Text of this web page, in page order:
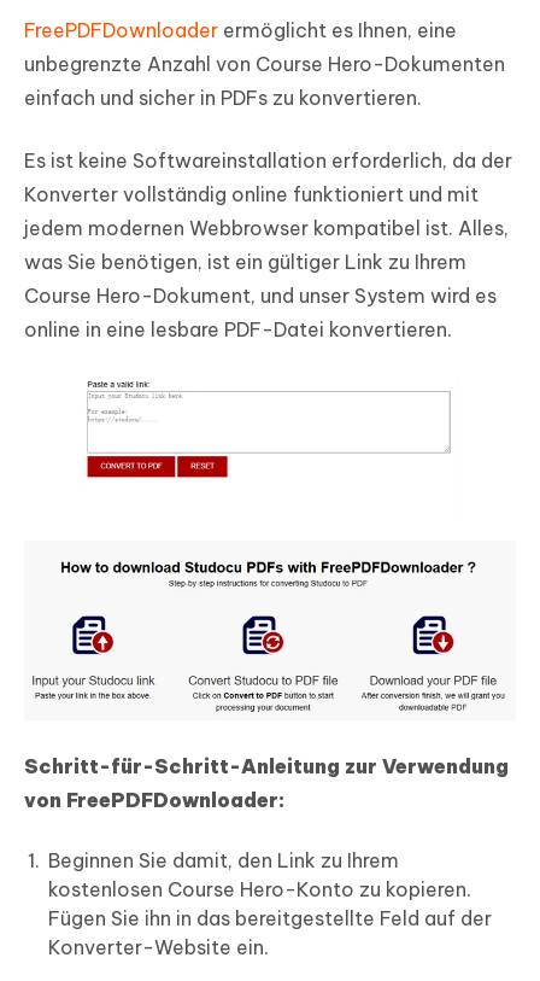
FreePDFDownloader ermöglicht es Ihnen, eine
unbegrenzte Anzahl von Course Hero-Dokumenten
einfach und sicher in PDFs zu konvertieren.
Es ist keine Softwareinstallation erforderlich, da der
Konverter vollständig online funktioniert und mit
jedem modernen Webbrowser kompatibel ist. Alles,
was Sie benötigen, ist ein gültiger Link zu Ihrem
Course Hero-Dokument, und unser System wird es
online in eine lesbare PDF-Datei konvertieren.
Schritt-für-Schritt-Anleitung zur Verwendung
von FreePDFDownloader:
Beginnen Sie damit, den Link zu Ihrem
kostenlosen Course Hero-Konto zu kopieren.
Fügen Sie ihn in das bereitgestellte Feld auf der
Konverter-Website ein.